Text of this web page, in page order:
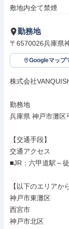
敷地内全て禁煙
勤務地
〒6570026兵庫県
Googleマップ
株式会社
勤務地
兵庫県 神戸市灘区
【交通手段】
交通アクセス
■JR：六甲道駅～
【以下のエリアか
神戸市東灘区
西宮市
神戸市北区